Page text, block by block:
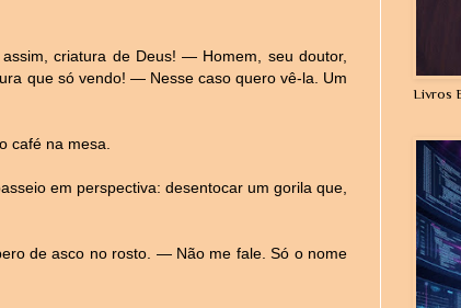
criatura de Deus! — Homem, seu doutor,
que só vendo! — Nesse caso quero vê-la. Um
café na mesa.
em perspectiva: desentocar um gorila que,
de asco no rosto. — Não me fale. Só o nome
Livros